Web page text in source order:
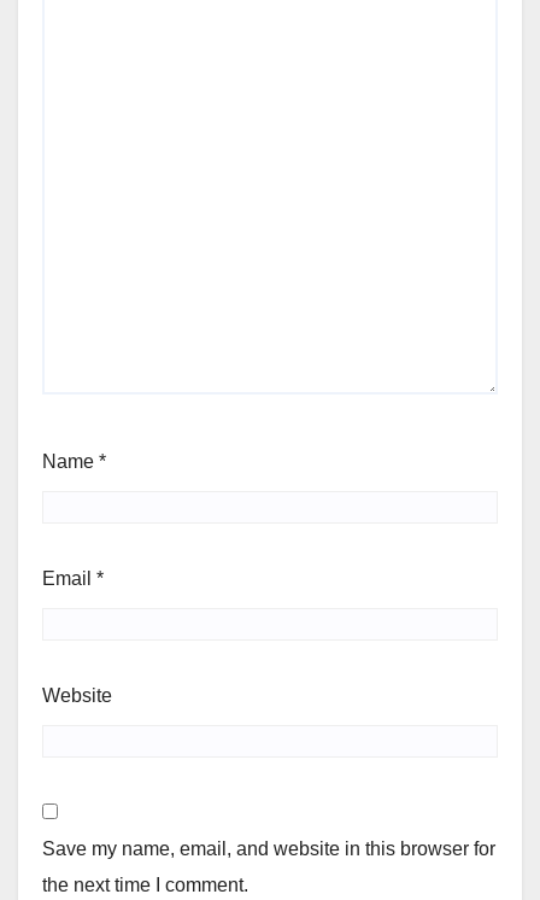
Name *
Email *
Website
Save my name, email, and website in this browser for
the next time I comment.